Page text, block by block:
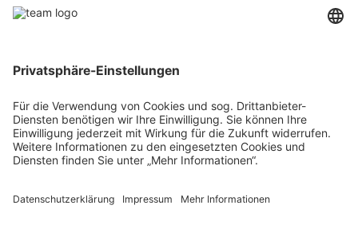
Über uns
Karriere
Kontakt
RECHTLICHES